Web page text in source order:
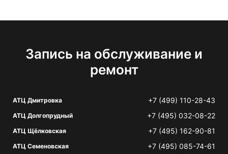
Запись на обслуживание и
ремонт
АТЦ Дмитровка +7 (499) 110-28-43
АТЦ Долгопрудный +7 (495) 032-08-22
АТЦ Щёлковская +7 (495) 162-90-81
АТЦ Семеновская +7 (495) 085-74-61